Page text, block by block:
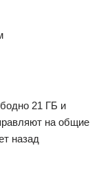
21 ГБ и
на общие
назад